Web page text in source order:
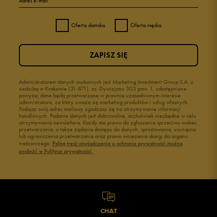
Oferta damska Oferta męska
Administratorem danych osobowych jest Marketing Investment Group S.A. z
siedzibą w Krakowie (31-871), os. Dywizjonu 303 paw. 1, udostępnione
powyżej dane będą przetwarzane w prawnie uzasadnionym interesie
administratora, za który uważa się marketing produktów i usług własnych.
Podając swój adres mailowy zgadzasz się na otrzymywanie informacji
handlowych. Podanie danych jest dobrowolne, aczkolwiek niezbędne w celu
otrzymywania newslettera. Każdy ma prawo do zgłoszenia sprzeciwu wobec
przetwarzania, a także żądania dostępu do danych, sprostowania, usunięcia
lub ograniczenia przetwarzania oraz prawo wniesienia skargi do organu
nadzorczego. Pełną treść oświadczenia o ochronie prywatności można
znaleźć w Polityce prywatności.
ZAPISZ SIĘ
CHAT